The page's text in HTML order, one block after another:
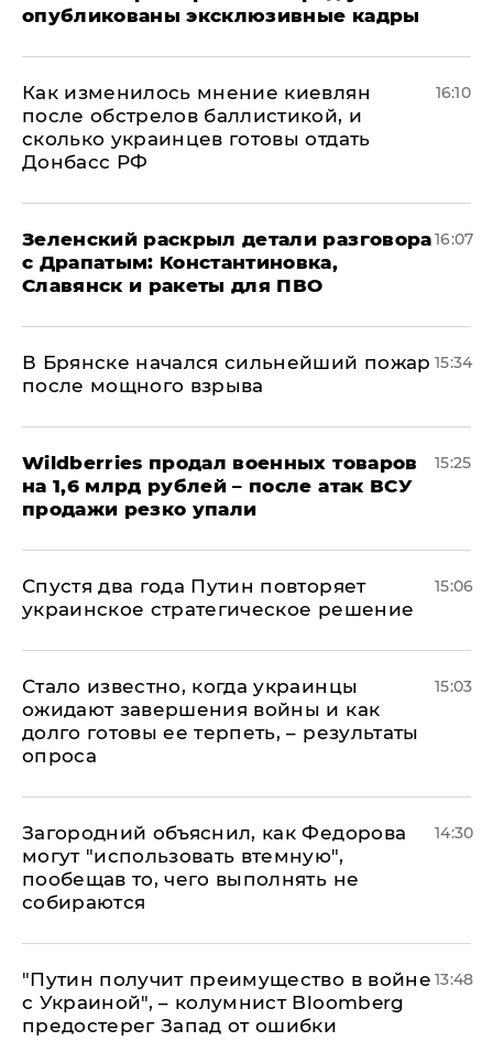
опубликованы эксклюзивные кадры
Как изменилось мнение киевлян
после обстрелов баллистикой, и
сколько украинцев готовы отдать
Донбасс РФ
16:10
​Зеленский раскрыл детали разговора
с Драпатым: Константиновка,
Славянск и ракеты для ПВО
16:07
В Брянске начался сильнейший пожар
после мощного взрыва
15:34
​Wildberries продал военных товаров
на 1,6 млрд рублей – после атак ВСУ
продажи резко упали
15:25
Спустя два года Путин повторяет
украинское стратегическое решение
15:06
Стало известно, когда украинцы
ожидают завершения войны и как
долго готовы ее терпеть, – результаты
опроса
15:03
Загородний объяснил, как Федорова
могут "использовать втемную",
пообещав то, чего выполнять не
собираются
14:30
"Путин получит преимущество в войне
с Украиной", – колумнист Bloomberg
предостерег Запад от ошибки
13:48